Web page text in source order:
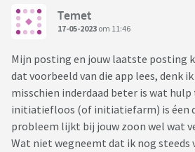
Temet
17-05-2023 om 11:46
Mijn posting en jouw laatste posting
dat voorbeeld van die app lees, denk
misschien inderdaad beter is wat
initiatiefloos (of initiatiefarm) is éen
probleem lijkt bij jouw zoon wel wat
Wat niet wegneemt dat ik nog steeds